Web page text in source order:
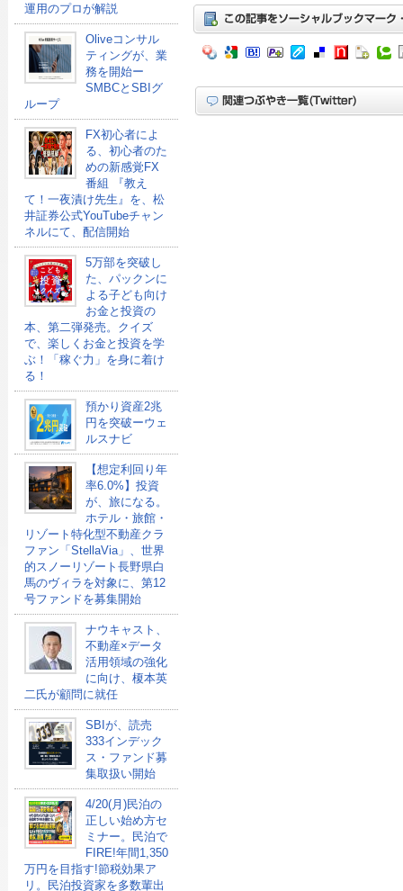
運用のプロが解説
Oliveコンサル
ティングが、業
務を開始ー
SMBCとSBIグ
ループ
FX初心者によ
る、初心者のた
めの新感覚FX
番組 『教え
て！一夜漬け先生』を、松
井証券公式YouTubeチャン
ネルにて、配信開始
5万部を突破し
た、パックンに
よる子ども向け
お金と投資の
本、第二弾発売。クイズ
で、楽しくお金と投資を学
ぶ！「稼ぐ力」を身に着け
る！
預かり資産2兆
円を突破ーウェ
ルスナビ
【想定利回り年
率6.0%】投資
が、旅になる。
ホテル・旅館・
リゾート特化型不動産クラ
ファン「StellaVia」、世界
的スノーリゾート長野県白
馬のヴィラを対象に、第12
号ファンドを募集開始
ナウキャスト、
不動産×データ
活用領域の強化
に向け、榎本英
二氏が顧問に就任
SBIが、読売
333インデック
ス・ファンド募
集取扱い開始
4/20(月)民泊の
正しい始め方セ
ミナー。民泊で
FIRE!年間1,350
万円を目指す!節税効果ア
リ。民泊投資家を多数輩出